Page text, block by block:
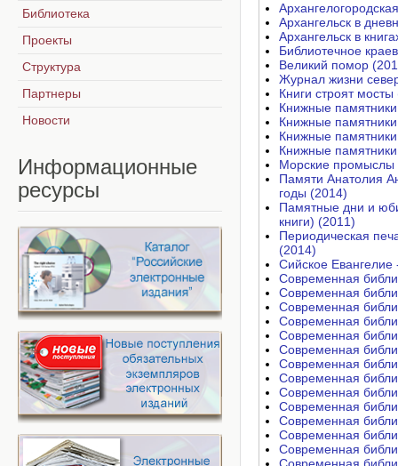
Архангельск в
Архангельск в
Библиотечное
Великий помор
Журнал жизни
Книги строят
Книжные памятники
Книжные
Книжные
Книжные
Морские промыслы
Памяти Анатолия
годы (2014)
Памятные дни и
книги) (2011)
Периодическая
(2014)
Сийское Евангелие
Современная
Современная
Современная
Современная
Современная
Современная
Современная
Современная
Современная
Современная
Современная
Современная
Современная
Библиотека
Проекты
Структура
Партнеры
Новости
Информационные
ресурсы